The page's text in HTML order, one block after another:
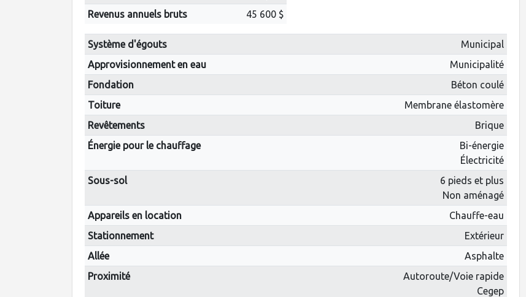
Revenus annuels bruts
45 600 $
Système d'égouts
Municipal
Approvisionnement en eau
Municipalité
Fondation
Béton coulé
Toiture
Membrane élastomère
Revêtements
Brique
Énergie pour le chauffage
Bi-énergie
Électricité
Sous-sol
6 pieds et plus
Non aménagé
Appareils en location
Chauffe-eau
Stationnement
Extérieur
Allée
Asphalte
Proximité
Autoroute/Voie rapide
Cegep